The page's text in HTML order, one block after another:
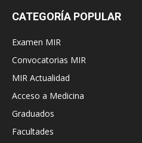
CATEGORÍA POPULAR
Examen MIR
Convocatorias MIR
MIR Actualidad
Acceso a Medicina
Graduados
Facultades